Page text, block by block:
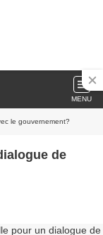
MENU
le gouvernement?
de